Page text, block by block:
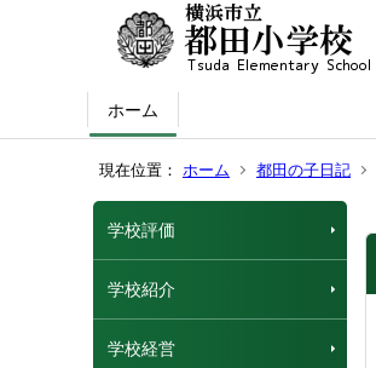
ホーム
現在位置： ホーム 都田の子日記
学校評価
学校紹介
学校経営